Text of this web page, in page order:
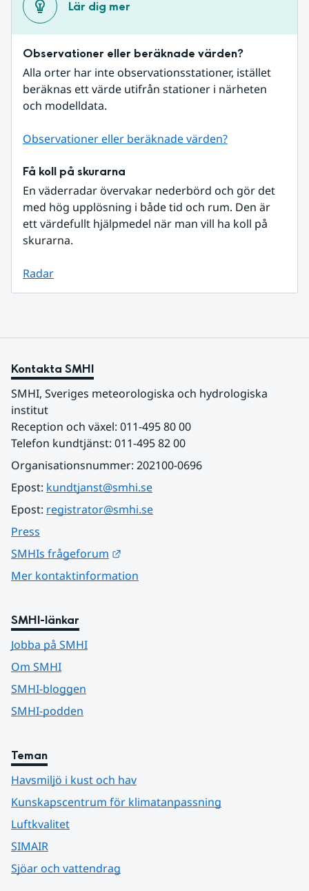
Lär dig mer
Observationer eller beräknade värden?
Alla orter har inte observationsstationer, istället
beräknas ett värde utifrån stationer i närheten
och modelldata.
Observationer eller beräknade värden?
Få koll på skurarna
En väderradar övervakar nederbörd och gör det
med hög upplösning i både tid och rum. Den är
ett värdefullt hjälpmedel när man vill ha koll på
skurarna.
Radar
Kontakta SMHI
SMHI, Sveriges meteorologiska och hydrologiska
institut
Reception och växel: 011-495 80 00
Telefon kundtjänst: 011-495 82 00
Organisationsnummer: 202100-0696
Epost: kundtjanst@smhi.se
Epost: registrator@smhi.se
Press
SMHIs frågeforum
Mer kontaktinformation
SMHI-länkar
Jobba på SMHI
Om SMHI
SMHI-bloggen
SMHI-podden
Teman
Havsmiljö i kust och hav
Kunskapscentrum för klimatanpassning
Luftkvalitet
SIMAIR
Sjöar och vattendrag